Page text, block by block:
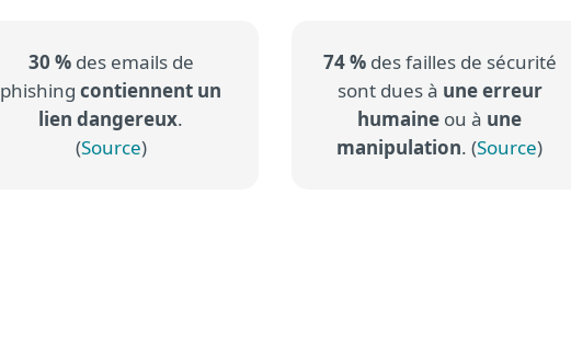
30 %des emails de
phishing contiennent un
lien dangereux.
(Source)
74 %des failles de sécurité
sont dues à une erreur
humaine ou à une
manipulation. (Source)